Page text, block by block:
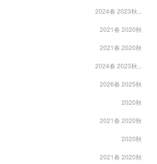
2024春 2023秋...
2021春 2020秋
2021春 2020秋
2024春 2023秋...
2026春 2025秋
2020秋
2021春 2020秋
2020秋
2021春 2020秋